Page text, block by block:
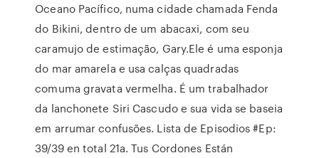
Oceano Pacífico, numa cidade chamada Fenda
do Bikini, dentro de um abacaxi, com seu
caramujo de estimação, Gary.Ele é uma esponja
do mar amarela e usa calças quadradas
comuma gravata vermelha. É um trabalhador
da lanchonete Siri Cascudo e sua vida se baseia
em arrumar confusões. Lista de Episodios #Ep:
39/39 en total 21a. Tus Cordones Están